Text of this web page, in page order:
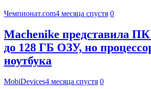
Чемпионат.com4 месяца спустя 0
Machenike представила
до 128 ГБ ОЗУ, но
ноутбука
MobiDevices4 месяца спустя 0